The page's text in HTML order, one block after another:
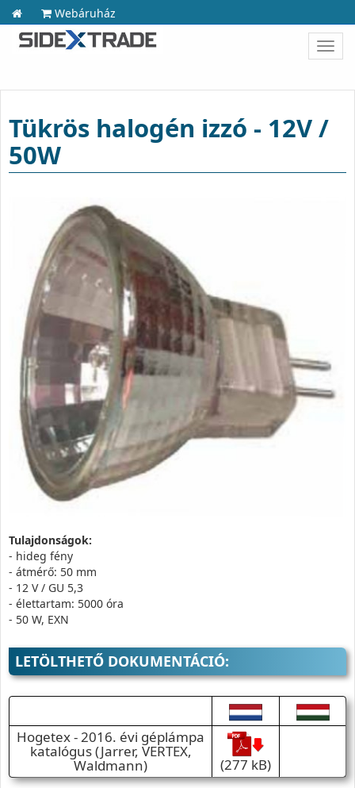
Webáruház
Tükrös halogén izzó - 12V /
50W
Tulajdonságok:
- hideg fény
- átmérő: 50 mm
- 12 V / GU 5,3
- élettartam: 5000 óra
- 50 W, EXN
LETÖLTHETŐ DOKUMENTÁCIÓ:
Hogetex - 2016. évi géplámpa
katalógus (Jarrer, VERTEX,
Waldmann) (277 kB)